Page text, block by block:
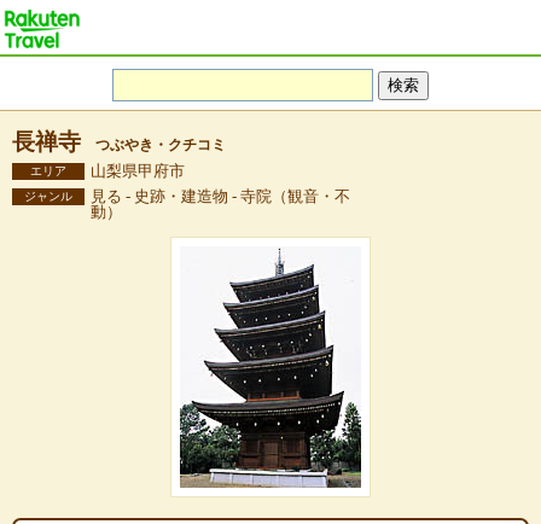
長禅寺 つぶやき・クチコミ
エリア 山梨県甲府市
ジャンル
見る - 史跡・建造物 - 寺院（観音・不
動）